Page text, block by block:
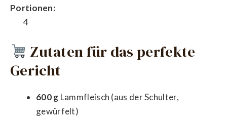
Portionen:
4
Zutaten für das perfekte
Gericht
600 g Lammfleisch (aus der Schulter,
gewürfelt)